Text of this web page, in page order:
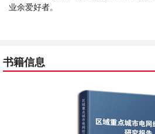
业余爱好者。
书籍信息